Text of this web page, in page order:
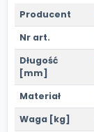
Producent
Nr art.
Długość
[mm]
Materiał
Waga [kg]